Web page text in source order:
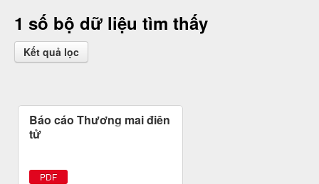
1 số bộ dữ liệu tìm thấy
Kết quả lọc
Báo cáo Thương mại điện
tử
PDF